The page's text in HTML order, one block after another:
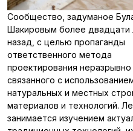
Сообщество, задуманое
Шакировым более двадцати
назад, с целью пропаганды
ответственного метода
проектирования неразрывно
связанного с
натуральных и местных
материалов и технологий.
занимается изучением